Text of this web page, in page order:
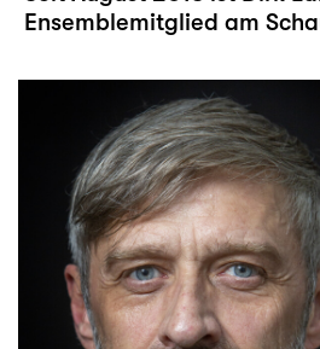
Ensemblemitglied am